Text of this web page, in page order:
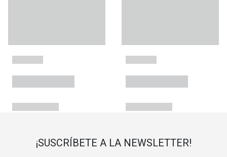
¡SUSCRÍBETE A LA NEWSLETTER!